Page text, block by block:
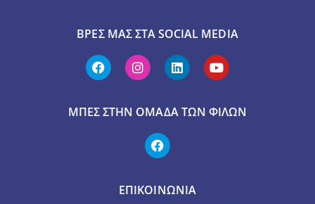
ΒΡΕΣ ΜΑΣ ΣΤΑ SOCIAL MEDIA
ΜΠΕΣ ΣΤΗΝ ΟΜΆΔΑ ΤΩΝ ΦΊΛΩΝ
ΕΠΙΚΟΙΝΩΝΙΑ